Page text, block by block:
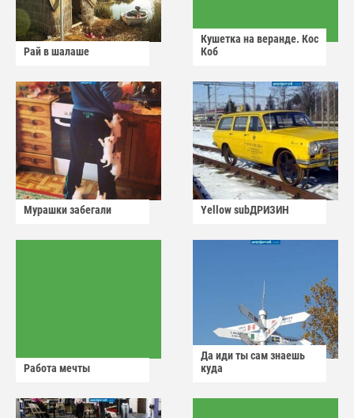
Рай в шалаше
Кушетка на веранде. Кос
Коб
Мурашки забегали Yellow subДРИЗИН
Работа мечты
Да иди ты сам знаешь
куда